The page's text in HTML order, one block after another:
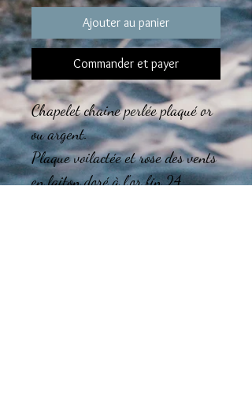
Ajouter au panier
Commander et payer
Chapelet chaine perlée plaqué or
ou argent.
Plaque voilactée et rose des vents
en laiton doré à l'or fin 24